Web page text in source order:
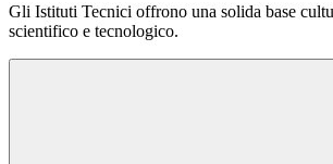
Gli Istituti Tecnici offrono una solida base
scientifico e tecnologico.